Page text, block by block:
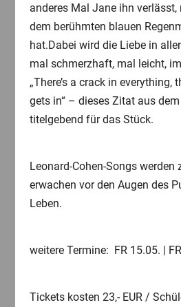
anderes Mal Jane ihn
dem berühmten blauen
hat.Dabei wird die Liebe in
mal schmerzhaft, mal leicht,
„There’s a crack in everything,
gets in“ – dieses Zitat aus
titelgebend für das Stück.
Leonard-Cohen-Songs werden
erwachen vor den Augen des
Leben.
weitere Termine: FR 15.05. |
Tickets kosten 23,- EUR /